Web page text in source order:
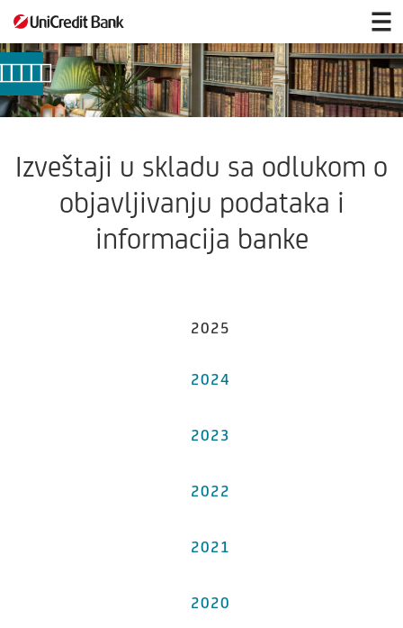
Izveštaji
skladu
sa
odlukom
o
podataka
informacija
Izveštaji u skladu sa odlukom o
objavljivanju podataka i
informacija banke
2025
2024
2023
2022
2021
2020